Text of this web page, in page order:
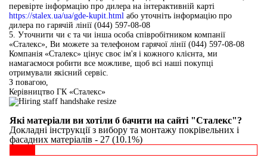
перевірте інформацію про дилера на інтерактивній карті
https://stalex.ua/ua/gde-kupit.html або уточніть інформацію про
дилера по гарячій лінії (044) 597-08-08
5. Уточнити чи є та чи інша особа співробітником компанії
«Сталекс», Ви можете за телефоном гарячої лінії (044) 597-08-08
Компанія «Сталекс» цінує своє ім'я і кожного клієнта, ми
намагаємося робити все можливе, щоб всі наші покупці
отримували якісний сервіс.
З повагою,
Керівництво ГК «Сталекс»
Які матеріали ви хотіли б бачити на сайті "Сталекс"?
Докладні інструкції з вибору та монтажу покрівельних і
фасадних матеріалів - 27 (10.1%)